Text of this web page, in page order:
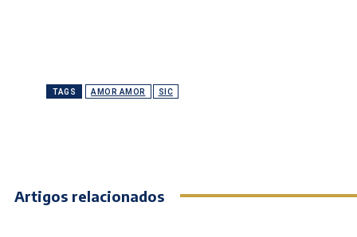
TAGS AMOR AMOR SIC
Artigos relacionados